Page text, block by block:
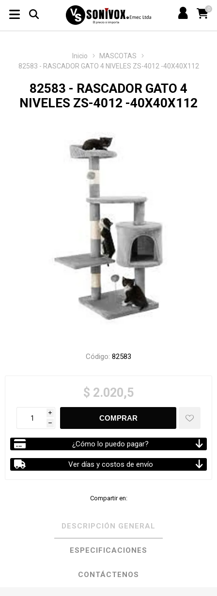
0
Inicio
MASCOTAS
82583 - RASCADOR GATO 4 NIVELES ZS-4012 -40X40X112
82583 - RASCADOR GATO 4
NIVELES ZS-4012 -40X40X112
Código: 82583
$ 2.020,5
i
h
¿Cómo lo puedo pagar?
Ver días y costos de envío
Compartir en:
DESCRIPCIÓN GENERAL
ESPECIFICACIONES
CONTÁCTENOS